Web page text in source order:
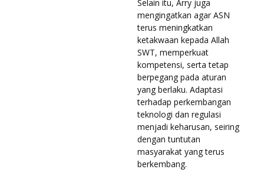
Selain itu, Arry juga
mengingatkan agar ASN
terus meningkatkan
ketakwaan kepada Allah
SWT, memperkuat
kompetensi, serta tetap
berpegang pada aturan
yang berlaku. Adaptasi
terhadap perkembangan
teknologi dan regulasi
menjadi keharusan, seiring
dengan tuntutan
masyarakat yang terus
berkembang.